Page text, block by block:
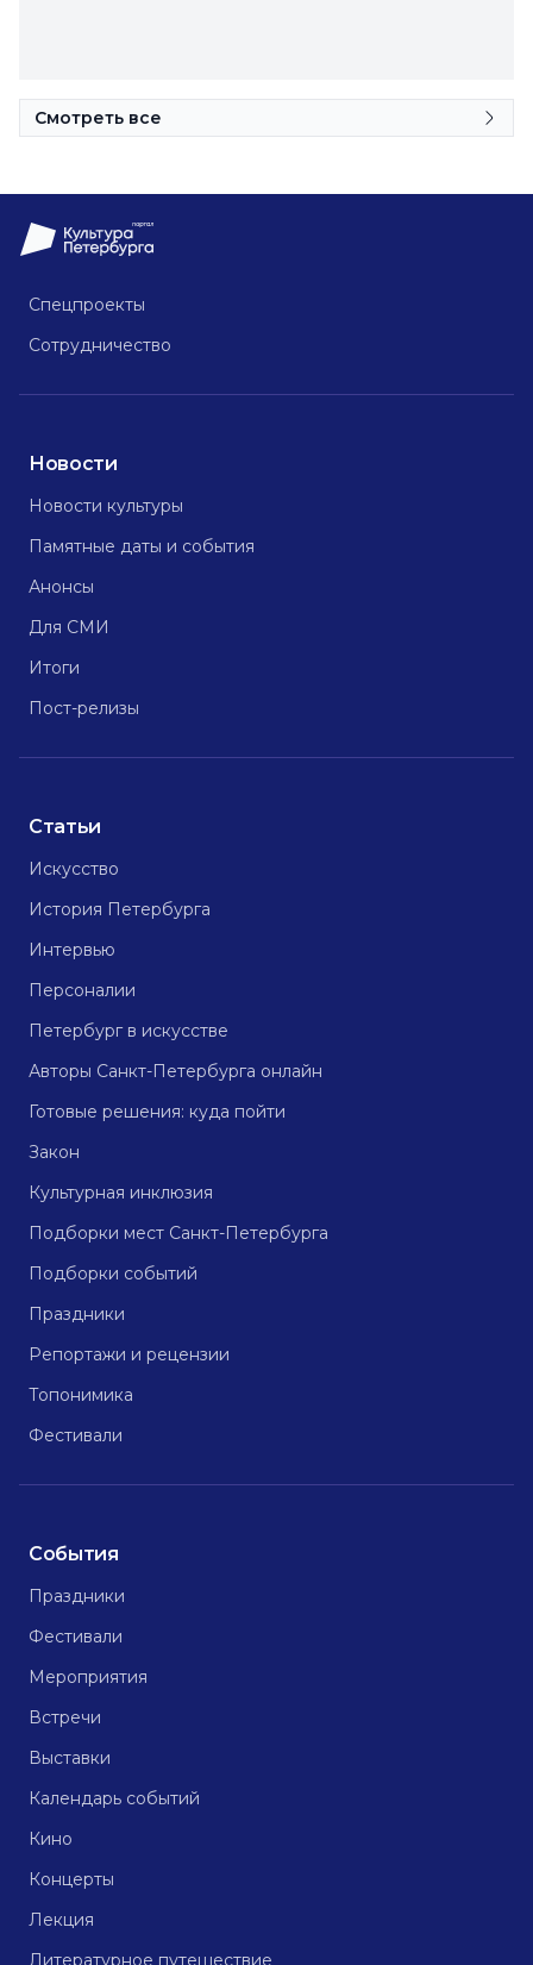
Смотреть все
Спецпроекты
Сотрудничество
Новости
Новости культуры
Памятные даты и события
Анонсы
Для СМИ
Итоги
Пост-релизы
Статьи
Искусство
История Петербурга
Интервью
Персоналии
Петербург в искусстве
Авторы Санкт-Петербурга онлайн
Готовые решения: куда пойти
Закон
Культурная инклюзия
Подборки мест Санкт-Петербурга
Подборки событий
Праздники
Репортажи и рецензии
Топонимика
Фестивали
События
Праздники
Фестивали
Мероприятия
Встречи
Выставки
Календарь событий
Кино
Концерты
Лекция
Литературное путешествие